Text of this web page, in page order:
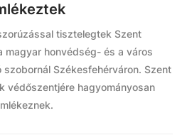
tisztelegtek Szent
magyar honvédség- és a város
szobornál Székesfehérváron. Szent
védőszentjére hagyományosan